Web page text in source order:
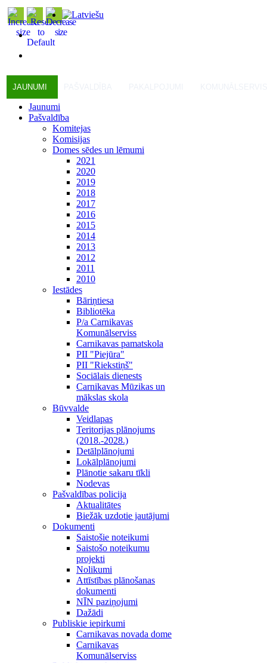
JAUNUMI
Jaunumi
Pašvaldība
Komitejas
Komisijas
Domes sēdes un lēmumi
2021
2020
2019
2018
2017
2016
2015
2014
2013
2012
2011
2010
Iestādes
Bāriņtiesa
Bibliotēka
P/a Carnikavas
Komunālserviss
Carnikavas pamatskola
PII "Piejūra"
PII "Riekstiņš"
Sociālais dienests
Carnikavas Mūzikas un
mākslas skola
Būvvalde
Veidlapas
Teritorijas plānojums
(2018.-2028.)
Detālplānojumi
Lokālplānojumi
Plānotie sakaru tīkli
Nodevas
Pašvaldības policija
Aktualitātes
Biežāk uzdotie jautājumi
Dokumenti
Saistošie noteikumi
Saistošo noteikumu
projekti
Nolikumi
Attīstības plānošanas
dokumenti
NĪN paziņojumi
Dažādi
Publiskie iepirkumi
Carnikavas novada dome
Carnikavas
Komunālserviss